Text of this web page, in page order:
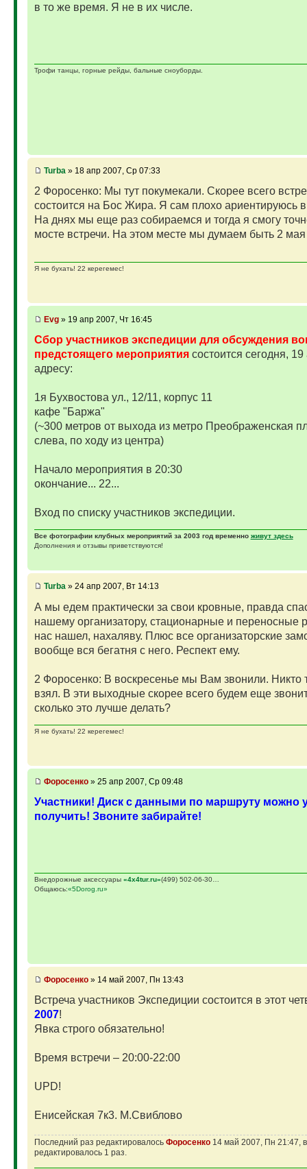
в то же время. Я не в их числе.
Трофи танцы, горные рейды, бальные сноуборды.
Turba» 18 апр 2007, Ср 07:33
2 Форосенко: Мы тут покумекали. Скорее всего
состоится на Бос Жира. Я сам плохо ариентируюсь в
На днях мы еще раз собираемся и тогда я смогу
мосте встречи. На этом месте мы думаем быть 2
Я не бухать! 22 керегемес!
Evg» 19 апр 2007, Чт 16:45
Сбор участников экспедиции для обсуждения
предстоящего мероприятиясостоится сегодня,
адресу:
1я Бухвостова ул., 12/11, корпус 11
кафе "Баржа"
(~300 метров от выхода из метро Преображенская
слева, по ходу из центра)
Начало мероприятия в 20:30
окончание... 22...
Вход по списку участников экспедиции.
Все фотографии клубных мероприятий за 2003 год временно живут здесь
Дополнения и отзывы приветствуются!
Turba» 24 апр 2007, Вт 14:13
А мы едем практически за свои кровные, правда
нашему организатору, стационарные и переносные
нас нашел, нахаляву. Плюс все организаторские
вообще вся бегатня с него. Респект ему.
2 Форосенко: В воскресенье мы Вам звонили. Никто
взял. В эти выходные скорее всего будем еще
сколько это лучше делать?
Я не бухать! 22 керегемес!
Фopoceнкo» 25 апр 2007, Ср 09:48
Участники! Диск с данными по маршруту можно
получить! Звоните забирайте!
Внедорожные аксессуары «4х4tur.ru»(499) 502-06-30…
Общаюсь:«5Dorog.ru»
Фopoceнкo» 14 май 2007, Пн 13:43
Встреча участников Экспедиции состоится в этот
2007!
Явка строго обязательно!
Время встречи – 20:00-22:00
UPD!
Енисейская 7к3. М.Свиблово
Последний раз редактировалось Фopoceнкo14 май 2007, Пн 21:47,
редактировалось 1 раз.